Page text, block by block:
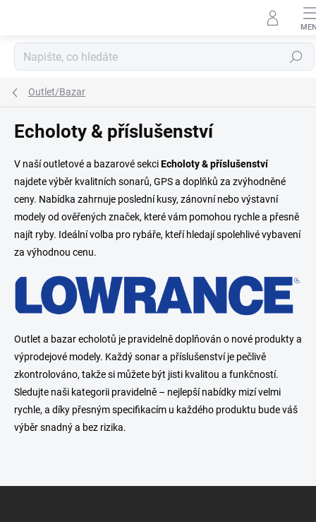
Hledat
Outlet/Bazar
Echoloty & příslušenství
V naší outletové a bazarové sekciEcholoty & příslušenství
najdete výběr kvalitních sonarů, GPS a doplňků za zvýhodněné
ceny. Nabídka zahrnuje poslední kusy, zánovní nebo výstavní
modely od ověřených značek, které vám pomohou rychle a přesně
najít ryby. Ideální volba pro rybáře, kteří hledají spolehlivé vybavení
za výhodnou cenu.
Outlet a bazar echolotů je pravidelně doplňován o nové produkty a
výprodejové modely. Každý sonar a příslušenství je pečlivě
zkontrolováno, takže si můžete být jisti kvalitou a funkčností.
Sledujte naši kategorii pravidelně – nejlepší nabídky mizí velmi
rychle, a díky přesným specifikacím u každého produktu bude váš
výběr snadný a bez rizika.